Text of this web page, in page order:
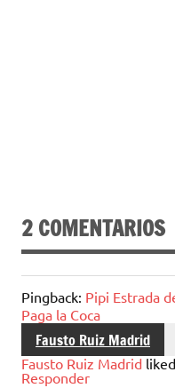
2 COMENTARIOS
Pingback: Pipi Estrada
Paga la Coca
Fausto Ruiz Madrid
Fausto Ruiz Madrid
Responder